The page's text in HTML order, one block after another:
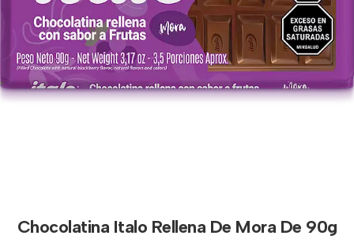
Chocolatina Italo Rellena De Mora De 90g